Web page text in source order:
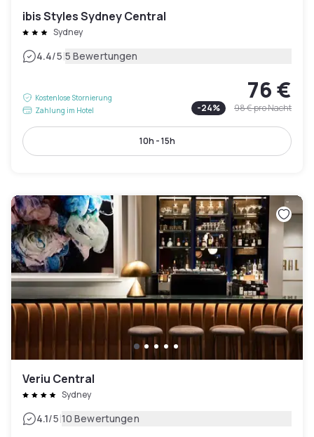
ibis Styles Sydney Central
Sydney
4.4/5|5 Bewertungen
Kostenlose Stornierung
Zahlung im Hotel
76 €
-24% 98 €pro Nacht
10h - 15h
Veriu Central
Sydney
4.1/5|10 Bewertungen